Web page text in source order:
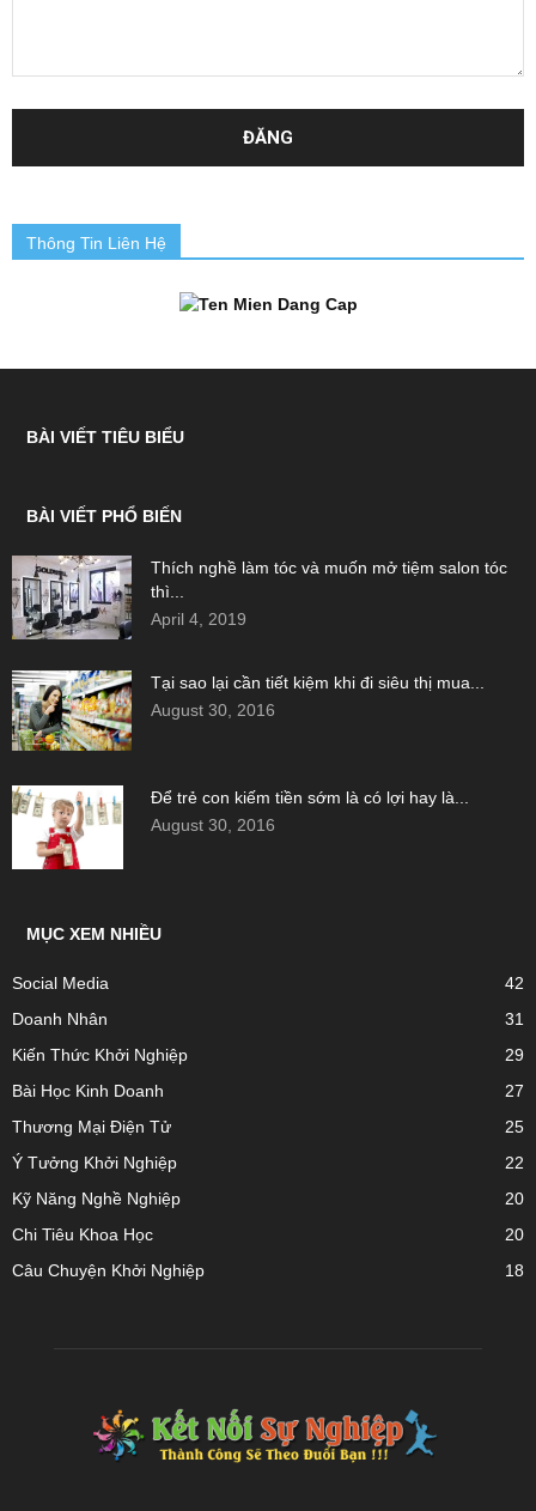
Thông Tin Liên Hệ
BÀI VIẾT TIÊU BIỂU
BÀI VIẾT PHỔ BIẾN
Thích nghề làm tóc và muốn mở tiệm salon tóc
thì...
April 4, 2019
Tại sao lại cần tiết kiệm khi đi siêu thị mua...
August 30, 2016
Để trẻ con kiếm tiền sớm là có lợi hay là...
August 30, 2016
MỤC XEM NHIỀU
Social Media
42
Doanh Nhân
31
Kiến Thức Khởi Nghiệp
29
Bài Học Kinh Doanh
27
Thương Mại Điện Tử
25
Ý Tưởng Khởi Nghiệp
22
Kỹ Năng Nghề Nghiệp
20
Chi Tiêu Khoa Học
20
Câu Chuyện Khởi Nghiệp
18